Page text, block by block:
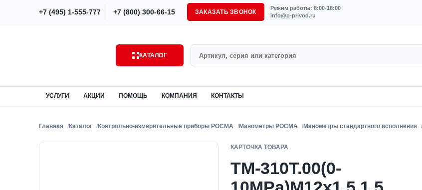
+7 (495) 1-555-777 +7 (800) 300-66-15 ЗАКАЗАТЬ ЗВОНОК
Режим работы: 8:00-18:00
info@p-privod.ru
КАТАЛОГ
УСЛУГИ АКЦИИ ПОМОЩЬ КОМПАНИЯ КОНТАКТЫ
Главная Каталог Контрольно-измерительные приборы РОСМА Манометры РОСМА Манометры стандартного исполнения
КАРТОЧКА ТОВАРА
ТМ-310Т.00(0-